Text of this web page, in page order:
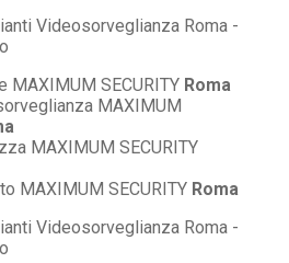
MAXIMUM SECURITY Roma
MAXIMUM
MAXIMUM SECURITY
MAXIMUM SECURITY Roma